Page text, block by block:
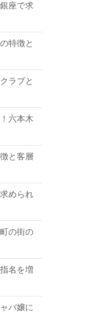
座で求
特徴と
ラブと
六本木
と客層
められ
の街の
名を増
バ嬢に